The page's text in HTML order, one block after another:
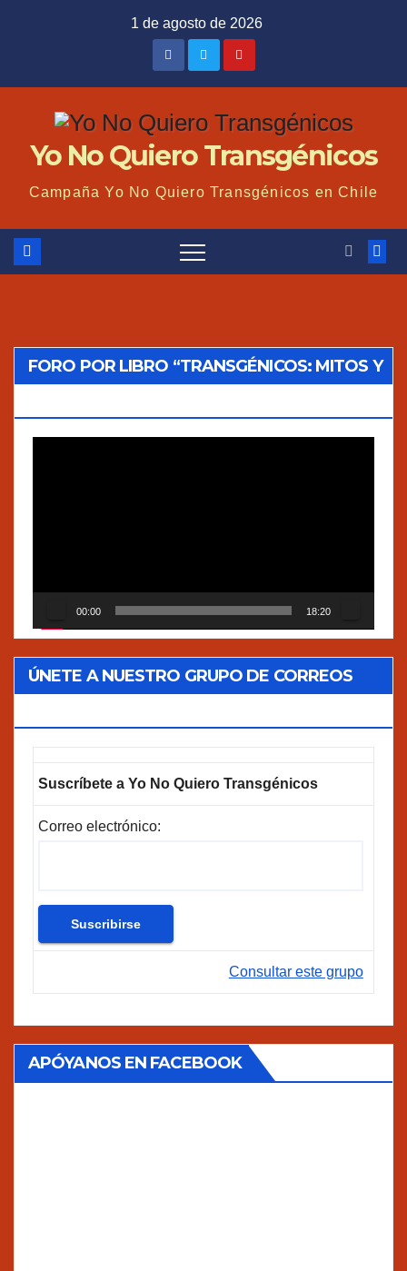
1 de agosto de 2026
Yo No Quiero Transgénicos
Campaña Yo No Quiero Transgénicos en Chile
FORO POR LIBRO “TRANSGÉNICOS: MITOS Y
00:00 18:20
ÚNETE A NUESTRO GRUPO DE CORREOS
Suscríbete a Yo No Quiero Transgénicos
Correo electrónico:
Consultar este grupo
APÓYANOS EN FACEBOOK